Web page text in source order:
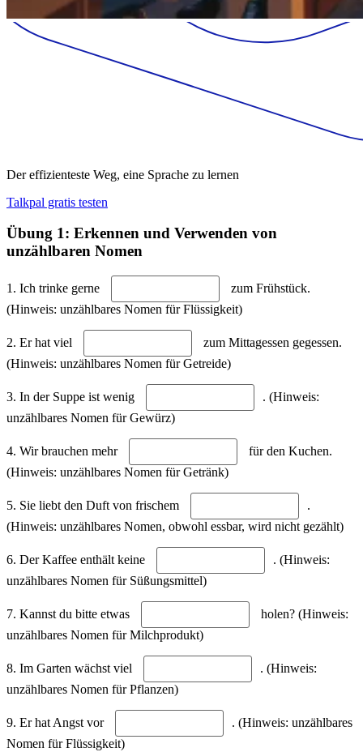
Der effizienteste Weg, eine Sprache zu lernen
Talkpal gratis testen
Übung 1: Erkennen und Verwenden von
unzählbaren Nomen
1. Ich trinke gerne
zum Frühstück.
(Hinweis: unzählbares Nomen für Flüssigkeit)
2. Er hat viel
zum Mittagessen gegessen.
(Hinweis: unzählbares Nomen für Getreide)
3. In der Suppe ist wenig
. (Hinweis:
unzählbares Nomen für Gewürz)
4. Wir brauchen mehr
für den Kuchen.
(Hinweis: unzählbares Nomen für Getränk)
5. Sie liebt den Duft von frischem
.
(Hinweis: unzählbares Nomen, obwohl essbar, wird nicht gezählt)
6. Der Kaffee enthält keine
. (Hinweis:
unzählbares Nomen für Süßungsmittel)
7. Kannst du bitte etwas
holen? (Hinweis:
unzählbares Nomen für Milchprodukt)
8. Im Garten wächst viel
. (Hinweis:
unzählbares Nomen für Pflanzen)
9. Er hat Angst vor
. (Hinweis: unzählbares
Nomen für Flüssigkeit)